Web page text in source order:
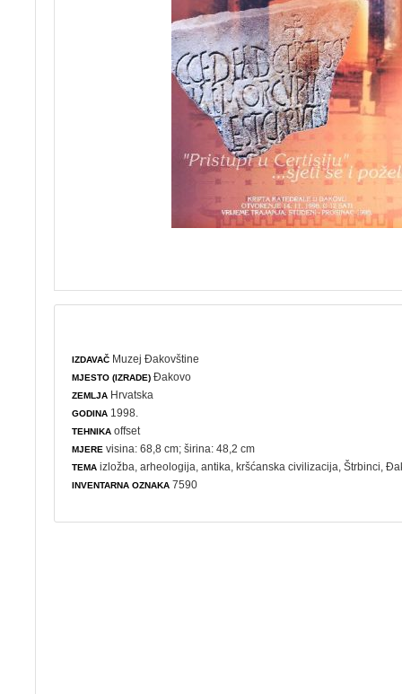
IZDAVAČ Muzej Đakovštine
MJESTO (IZRADE) Đakovo
ZEMLJA Hrvatska
GODINA 1998.
TEHNIKA offset
MJERE visina: 68,8 cm; širina: 48,2 cm
TEMA izložba ,arheologija , antika,kršćanska civilizacija , Štrbinci,
INVENTARNA OZNAKA 7590